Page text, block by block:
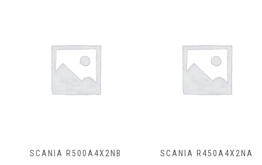
SCANIA R500A4X2NB SCANIA R450A4X2NA